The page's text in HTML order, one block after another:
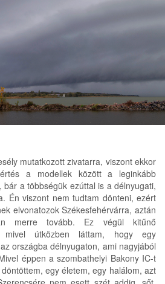
mutatkozott zivatarra, viszont ekkor
a modellek között a leginkább
a többségük ezúttal is a délnyugati,
Én viszont nem tudtam dönteni, ezért
elvonatozok Székesfehérvárra, aztán
merre tovább. Ez végül kitűnő
mivel útközben láttam, hogy egy
országba délnyugaton, ami nagyjából
éppen a szombathelyi Bakony IC-t
egy életem, egy halálom, azt